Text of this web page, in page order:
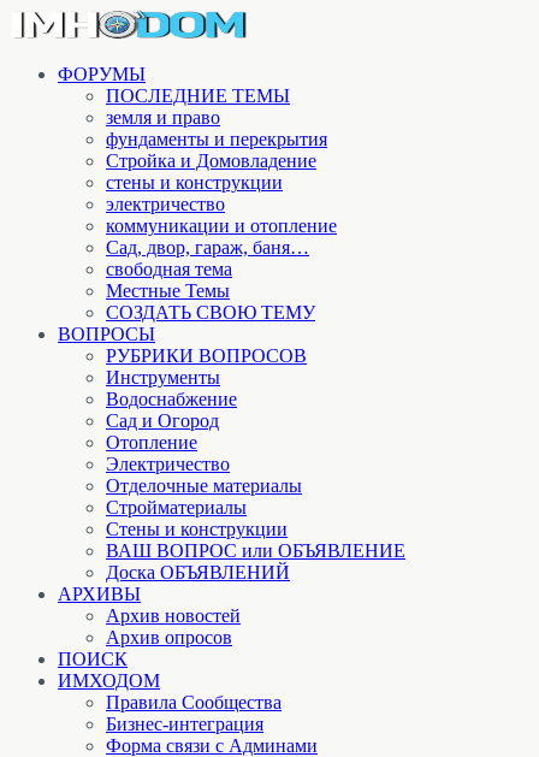
ФОРУМЫ
ПОСЛЕДНИЕ ТЕМЫ
земля и право
фундаменты и перекрытия
Стройка и Домовладение
стены и конструкции
электричество
коммуникации и отопление
Cад, двор, гараж, баня…
свободная тема
Местные Темы
СОЗДАТЬ СВОЮ ТЕМУ
ВОПРОСЫ
РУБРИКИ ВОПРОСОВ
Инструменты
Водоснабжение
Сад и Огород
Отопление
Электричество
Отделочные материалы
Стройматериалы
Стены и конструкции
ВАШ ВОПРОС или ОБЪЯВЛЕНИЕ
Доска ОБЪЯВЛЕНИЙ
АРХИВЫ
Архив новостей
Архив опросов
ПОИСК
ИМХОДОМ
Правила Сообщества
Бизнес-интеграция
Форма связи с Админами